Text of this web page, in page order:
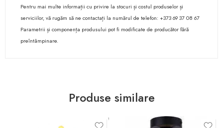
Pentru mai multe informații cu privire la stocuri și costul produselor și
serviciilor, vă rugăm să ne contactați la numărul de telefon: +373 69 37 08 67
Parametrii și componența produsului pot fi modificate de producător fără
preîntâmpinare.
Produse similare